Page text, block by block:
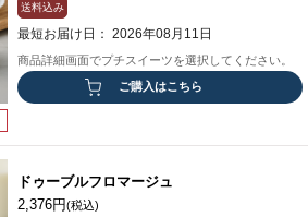
送料込み
最短お届け日： 2026年08月11日
商品詳細画面でプチスイーツを選択してください。
ご購入はこちら
ドゥーブルフロマージュ
2,376円(税込)